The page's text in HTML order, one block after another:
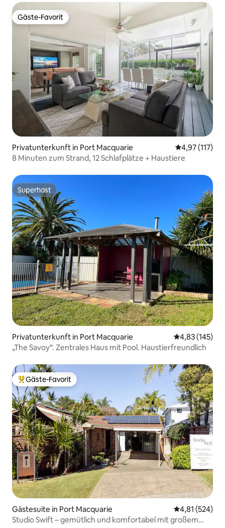
Gäste-Favorit
Gäste-Favorit
Privatunterkunft in Port Macquarie
4,97 (117)
8 Minuten zum Strand, 12 Schlafplätze + Haustiere
Superhost
Superhost
Privatunterkunft in Port Macquarie
4,83 (145)
„The Savoy“. Zentrales Haus mit Pool. Haustierfreundlich
Beliebter Gäste-Favorit.
Gäste-Favorit
Gästesuite in Port Macquarie
4,81 (524)
Studio Swift – gemütlich und komfortabel mit großem